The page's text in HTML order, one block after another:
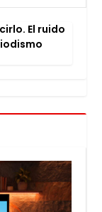
El rui­do